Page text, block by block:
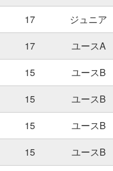
17
ジュニア
17
ユースA
15
ユースB
15
ユースB
15
ユースB
15
ユースB